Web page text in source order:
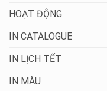
HOẠT ĐỘNG
IN CATALOGUE
IN LỊCH TẾT
IN MÀU